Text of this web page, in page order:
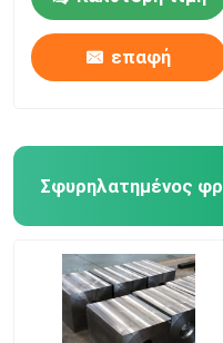
χάλυβα κυλημένο
δαχτυλίδιεπαφή
Σφυρηλατημένος